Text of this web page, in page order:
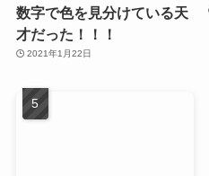
数字で色を見分けている天
才だった！！！
2021年1月22日